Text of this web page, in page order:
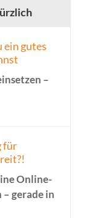
ein gutes
–
für
Online-
gerade in